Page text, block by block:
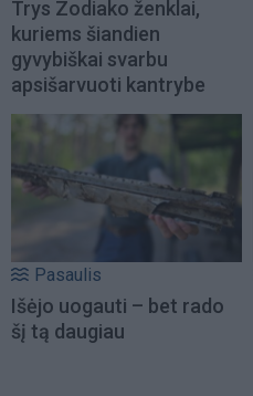
Trys Zodiako ženklai,
kuriems šiandien
gyvybiškai svarbu
apsišarvuoti kantrybe
Pasaulis
Išėjo uogauti – bet rado
šį tą daugiau